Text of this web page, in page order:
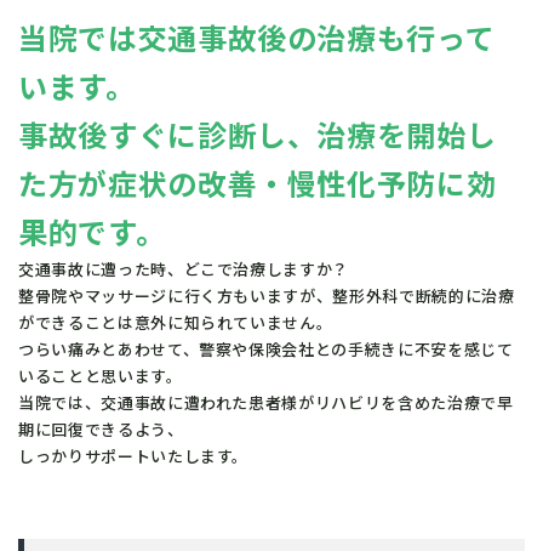
当院では交通事故後の治療も行って
います。
事故後すぐに診断し、治療を開始し
た方が症状の改善・慢性化予防に効
果的です。
交通事故に遭った時、どこで治療しますか？
整骨院やマッサージに行く方もいますが、整形外科で断続的に治療
ができることは意外に知られていません。
つらい痛みとあわせて、警察や保険会社との手続きに不安を感じて
いることと思います。
当院では、交通事故に遭われた患者様がリハビリを含めた治療で早
期に回復できるよう、
しっかりサポートいたします。